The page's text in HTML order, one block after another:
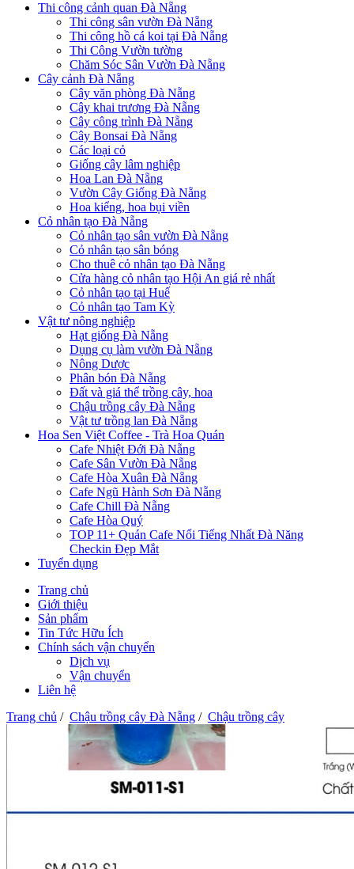
Thi công cảnh quan Đà Nẵng
Thi công sân vườn Đà Nẵng
Thi công hồ cá koi tại Đà Nẵng
Thi Công Vườn tường
Chăm Sóc Sân Vườn Đà Nẵng
Cây cảnh Đà Nẵng
Cây văn phòng Đà Nẵng
Cây khai trương Đà Nẵng
Cây công trình Đà Nẵng
Cây Bonsai Đà Nẵng
Các loại cỏ
Giống cây lâm nghiệp
Hoa Lan Đà Nẵng
Vườn Cây Giống Đà Nẵng
Hoa kiểng, hoa bụi viền
Cỏ nhân tạo Đà Nẵng
Cỏ nhân tạo sân vườn Đà Nẵng
Cỏ nhân tạo sân bóng
Cho thuê cỏ nhân tạo Đà Nẵng
Cửa hàng cỏ nhân tạo Hội An giá rẻ nhất
Cỏ nhân tạo tại Huế
Cỏ nhân tạo Tam Kỳ
Vật tư nông nghiệp
Hạt giống Đà Nẵng
Dụng cụ làm vườn Đà Nẵng
Nông Dược
Phân bón Đà Nẵng
Đất và giá thể trồng cây, hoa
Chậu trồng cây Đà Nẵng
Vật tư trồng lan Đà Nẵng
Hoa Sen Việt Coffee - Trà Hoa Quán
Cafe Nhiệt Đới Đà Nẵng
Cafe Sân Vườn Đà Nẵng
Cafe Hòa Xuân Đà Nẵng
Cafe Ngũ Hành Sơn Đà Nẵng
Cafe Chill Đà Nẵng
Cafe Hòa Quý
TOP 11+ Quán Cafe Nổi Tiếng Nhất Đà Năng
Checkin Đẹp Mắt
Tuyển dụng
Trang chủ
Giới thiệu
Sản phẩm
Tin Tức Hữu Ích
Chính sách vận chuyển
Dịch vụ
Vận chuyển
Liên hệ
Trang chủ / Chậu trồng cây Đà Nẵng / Chậu trồng cây